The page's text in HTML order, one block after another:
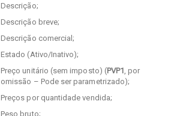
Descrição;
Descrição breve;
Descrição comercial;
Estado (Ativo/Inativo);
Preço unitário (sem imposto) (PVP1 , por
omissão – Pode ser parametrizado);
Preços por quantidade vendida;
Peso bruto;